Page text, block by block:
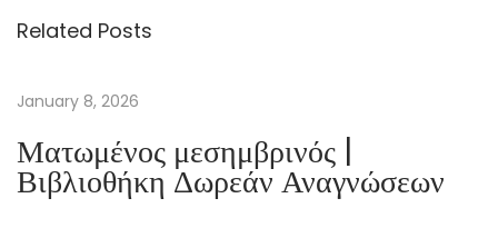
n
a
ı
t
Related Posts
January 8, 2026
Ματωμένος μεσημβρινός |
Βιβλιοθήκη Δωρεάν Αναγνώσεων